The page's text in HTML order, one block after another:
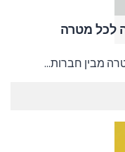
לכל מטרה
מבין חברות...